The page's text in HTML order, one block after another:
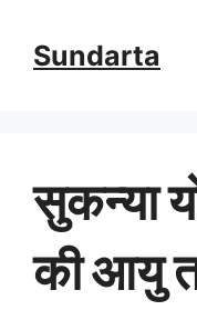
Sundarta
सुकन्या
की आयु